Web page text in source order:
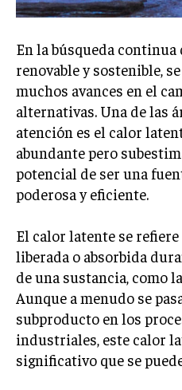
En la búsqueda continua
renovable y sostenible,
muchos avances en el
alternativas. Una de las
atención es el calor
abundante pero
potencial de ser una
poderosa y eficiente.
El calor latente se
liberada o absorbida
de una sustancia, como
Aunque a menudo se
subproducto en los
industriales, este calor
significativo que se